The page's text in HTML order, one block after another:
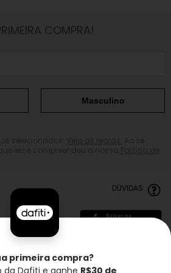
COMPRA!
Masculino
DÚVIDAS
primeira compra?
da Dafiti e ganhe R$30 de